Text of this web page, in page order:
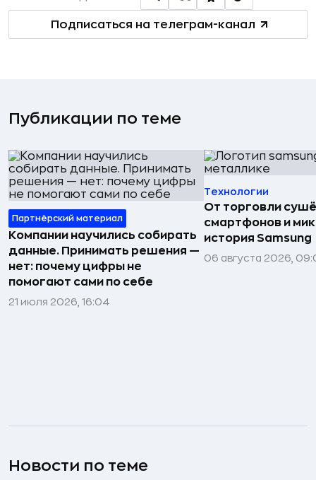
Подписаться на телеграм-канал
Публикации по теме
Партнёрский материал
Компании научились собирать
данные. Принимать решения —
нет: почему цифры не
помогают сами по себе
21 июля 2026, 16:04
Технологии
От торговли
смартфонов и
история Samsung
06 августа 2026,
Новости по теме